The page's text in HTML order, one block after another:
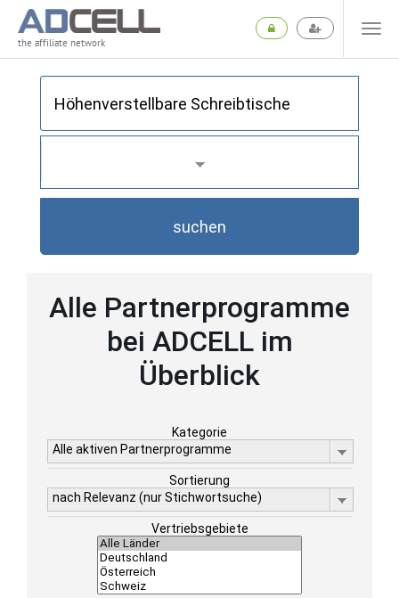
the affiliate network
suchen
Alle Partnerprogramme
bei ADCELL im
Überblick
Kategorie
Alle aktiven Partnerprogramme
Sortierung
nach Relevanz (nur Stichwortsuche)
Vertriebsgebiete